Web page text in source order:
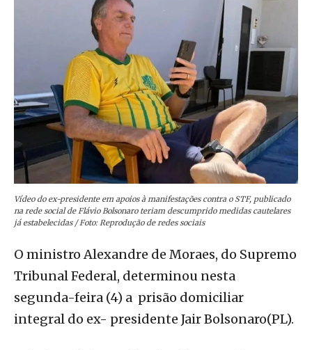
Vídeo do ex-presidente em apoios à manifestações contra o STF, publicado
na rede social de Flávio Bolsonaro teriam descumprido medidas cautelares
já estabelecidas / Foto: Reprodução de redes sociais
O ministro Alexandre de Moraes, do Supremo
Tribunal Federal, determinou nesta
segunda-feira (4) a prisão domiciliar
integral do ex- presidente Jair Bolsonaro(PL).